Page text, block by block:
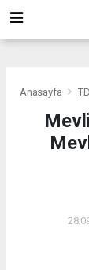
Anasayfa